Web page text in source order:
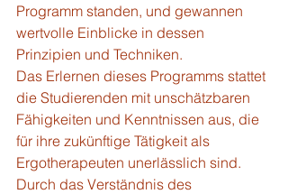
Programm standen, und gewannen
wertvolle Einblicke in dessen
Prinzipien und Techniken.
Das Erlernen dieses Programms stattet
die Studierenden mit unschätzbaren
Fähigkeiten und Kenntnissen aus, die
für ihre zukünftige Tätigkeit als
Ergotherapeuten unerlässlich sind.
Durch das Verständnis des